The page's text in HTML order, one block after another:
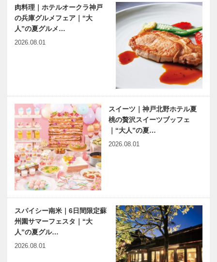
の弐拾六～
仙石* 秀久
（せんごく
ジア 第17回
市の地下鉄に
乗車― 日本
の技術…
神戸偉人伝外伝 ～知られ
ざる偉業～ （61）前編
肉料理｜ホテルオークラ神戸
の兵庫グルメフェア｜“大
人”の夏グルメ…
2026.08.01
スイーツ｜神戸北野ホテル夏
桃の贅沢スイーツブッフェ
｜“大人”の夏…
2026.08.01
スパイシー南米｜6日間限定蘇
州園サマーフェスタ｜“大
人”の夏グル…
2026.08.01